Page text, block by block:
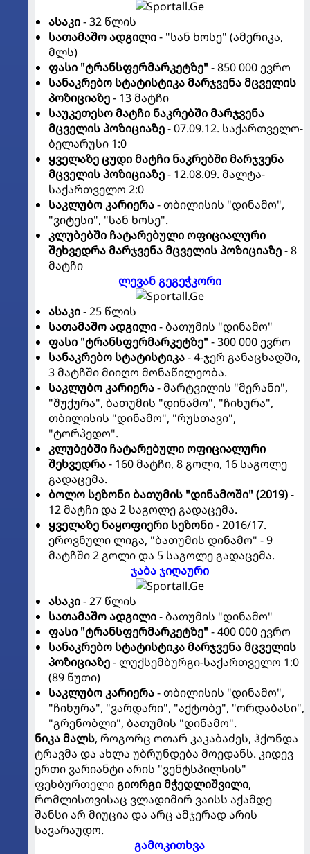
ასაკი- 32 წლის
სათამაშო ადგილი- "სან ხოსე" (ამერიკა,
მლს)
ფასი "ტრანსფერმარკეტზე"- 850 000 ევრო
სანაკრებო სტატისტიკა მარჯვენა მცველის
პოზიციაზე- 13 მატჩი
საუკეთესო მატჩი ნაკრებში მარჯვენა
მცველის პოზიციაზე- 07.09.12. საქართველო-
ბელარუსი 1:0
ყველაზე ცუდი მატჩი ნაკრებში მარჯვენა
მცველის პოზიციაზე- 12.08.09. მალტა-
საქართველო 2:0
საკლუბო კარიერა- თბილისის "დინამო",
"ვიტესი", "სან ხოსე".
კლუბებში ჩატარებული ოფიციალური
შეხვედრა მარჯვენა მცველის პოზიციაზე- 8
მატჩი
ლევან გეგეჭკორი
ასაკი- 25 წლის
სათამაშო ადგილი- ბათუმის "დინამო"
ფასი "ტრანსფერმარკეტზე"- 300 000 ევრო
სანაკრებო სტატისტიკა- 4-ჯერ განაცხადში,
3 მატჩში მიიღო მონაწილეობა.
საკლუბო კარიერა- მარტვილის "მერანი",
"შუქურა", ბათუმის "დინამო", "ჩიხურა",
თბილისის "დინამო", "რუსთავი",
"ტორპედო".
კლუბებში ჩატარებული ოფიციალური
შეხვედრა- 160 მატჩი, 8 გოლი, 16 საგოლე
გადაცემა.
ბოლო სეზონი ბათუმის "დინამოში" (2019)-
12 მატჩი და 2 საგოლე გადაცემა.
ყველაზე ნაყოფიერი სეზონი- 2016/17.
ეროვნული ლიგა, "ბათუმის დინამო" - 9
მატჩში 2 გოლი და 5 საგოლე გადაცემა.
ჯაბა ჯიღაური
ასაკი- 27 წლის
სათამაშო ადგილი- ბათუმის "დინამო"
ფასი "ტრანსფერმარკეტზე"- 400 000 ევრო
სანაკრებო სტატისტიკა მარჯვენა მცველის
პოზიციაზე- ლუქსემბურგი-საქართველო 1:0
(89 წუთი)
საკლუბო კარიერა- თბილისის "დინამო",
"ჩიხურა", "ვარდარი", "აქტობე", "ორდაბასი",
"გრენობლი", ბათუმის "დინამო".
ნიკა მალს, როგორც ოთარ კაკაბაძეს, ჰქონდა
ტრავმა და ახლა უბრუნდება მოედანს. კიდევ
ერთი ვარიანტი არის "ვენტსპილსის"
ფეხბურთელიგიორგი მჭედლიშვილი,
რომლისთვისაც ვლადიმირ ვაისს აქამდე
შანსი არ მიუცია და არც ამჯერად არის
სავარაუდო.
გამოკითხვა